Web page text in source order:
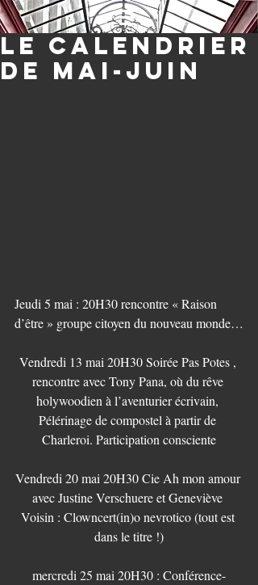
Le calendrier
de mai-juin
Jeudi 5 mai : 20H30 rencontre « Raison
d’être » groupe citoyen du nouveau monde…
Vendredi 13 mai 20H30 Soirée Pas Potes ,
rencontre avec Tony Pana, où du rêve
holywoodien à l’aventurier écrivain,
Pélérinage de compostel à partir de
Charleroi. Participation consciente
Vendredi 20 mai 20H30 Cie Ah mon amour
avec Justine Verschuere et Geneviève
Voisin : Clowncert(in)o nevrotico (tout est
dans le titre !)
mercredi 25 mai 20H30 : Conférence-